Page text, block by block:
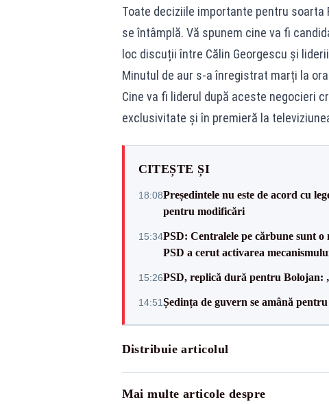
Toate deciziile importante pentru
se întâmplă. Vă spunem cine va fi
loc discuții între Călin Georgescu și
Minutul de aur s-a înregistrat marți la
Cine va fi liderul după aceste negocieri
exclusivitate și în premieră la
CITEȘTE ȘI
18:08Președintele nu este de acord cu
pentru modificări
15:34PSD: Centralele pe cărbune sunt
PSD a cerut activarea
15:26PSD, replică dură pentru Bolojan:
14:51Ședința de guvern se amână
Distribuie articolul
Mai multe articole despre